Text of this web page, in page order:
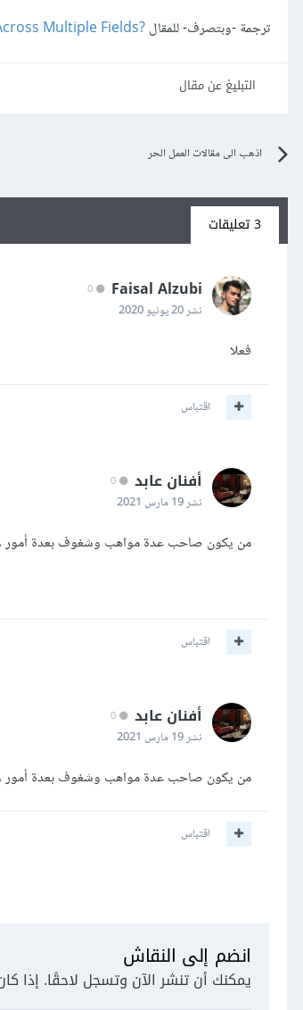
ترجمة -وبتصرف- للمقالMultiple Fields?‎
التبليغ عن مقال
اذهب الى مقالات العمل الحر
3 تعليقات
Faisal Alzubi
نشر20 يونيو 2020
فعلا
اقتباس
أفنان عابد
نشر19 مارس 2021
من يكون صاحب عدة مواهب وشغوف بعدة أمور
اقتباس
أفنان عابد
نشر19 مارس 2021
من يكون صاحب عدة مواهب وشغوف بعدة أمور
اقتباس
انضم إلى النقاش
يمكنك أن تنشر الآن وتسجل لاحقًا. إذا